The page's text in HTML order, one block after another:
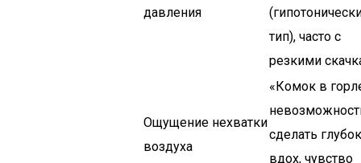
давления
тип), часто с
резкими
Ощущение нехватки
воздуха
«Комок в
сделать
вдох, чувство